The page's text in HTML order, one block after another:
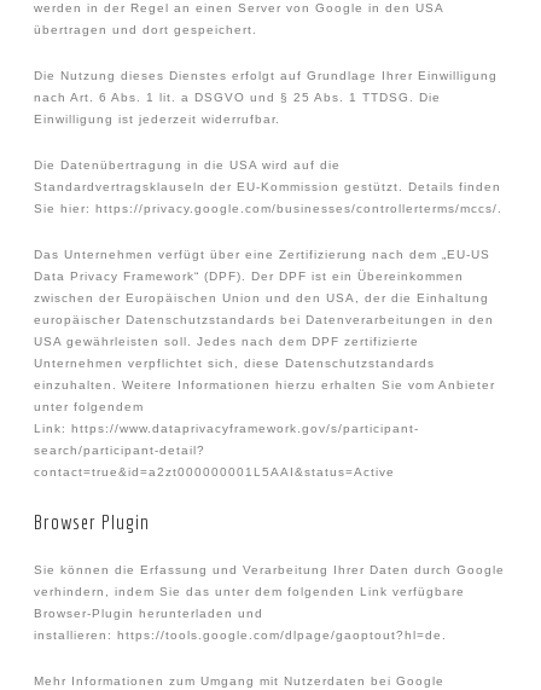
werden in der Regel an einen Server von Google in den USA
übertragen und dort gespeichert.
Die Nutzung dieses Dienstes erfolgt auf Grundlage Ihrer Einwilligung
nach Art. 6 Abs. 1 lit. a DSGVO und § 25 Abs. 1 TTDSG. Die
Einwilligung ist jederzeit widerrufbar.
Die Datenübertragung in die USA wird auf die
Standardvertragsklauseln der EU-Kommission gestützt. Details finden
Sie hier: https://privacy.google.com/businesses/controllerterms/mccs/.
Das Unternehmen verfügt über eine Zertifizierung nach dem „EU-US
Data Privacy Framework“ (DPF). Der DPF ist ein Übereinkommen
zwischen der Europäischen Union und den USA, der die Einhaltung
europäischer Datenschutzstandards bei Datenverarbeitungen in den
USA gewährleisten soll. Jedes nach dem DPF zertifizierte
Unternehmen verpflichtet sich, diese Datenschutzstandards
einzuhalten. Weitere Informationen hierzu erhalten Sie vom Anbieter
unter folgendem
Link: https://www.dataprivacyframework.gov/s/participant-
search/participant-detail?
contact=true&id=a2zt000000001L5AAI&status=Active
Browser Plugin
Sie können die Erfassung und Verarbeitung Ihrer Daten durch Google
verhindern, indem Sie das unter dem folgenden Link verfügbare
Browser-Plugin herunterladen und
installieren: https://tools.google.com/dlpage/gaoptout?hl=de.
Mehr Informationen zum Umgang mit Nutzerdaten bei Google